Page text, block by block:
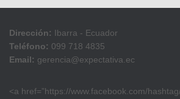
Dirección: Ibarra - Ecuador
Teléfono: 099 718 4835
Email: gerencia@expectativa.ec
<a href=”https://www.facebook.com/